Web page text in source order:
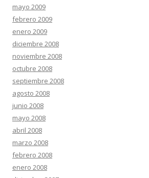
mayo 2009
febrero 2009
enero 2009
diciembre 2008
noviembre 2008
octubre 2008
septiembre 2008
agosto 2008
junio 2008
mayo 2008
abril 2008
marzo 2008
febrero 2008
enero 2008